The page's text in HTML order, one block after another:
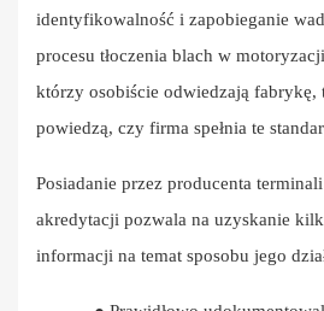
identyfikowalność i zapobieganie
procesu tłoczenia blach w
którzy osobiście odwiedzają fabrykę,
powiedzą, czy firma spełnia te
Posiadanie przez producenta
akredytacji pozwala na uzyskanie
informacji na temat sposobu jego